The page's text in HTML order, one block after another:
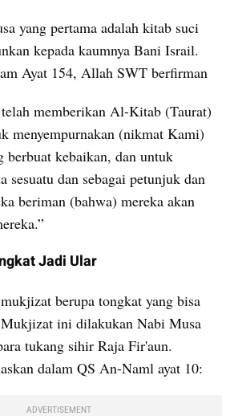
yang pertama adalah kitab suci
kepada kaumnya Bani Israil.
Ayat 154, Allah SWT berfirman
memberikan Al-Kitab (Taurat)
menyempurnakan (nikmat Kami)
berbuat kebaikan, dan untuk
sesuatu dan sebagai petunjuk dan
beriman (bahwa) mereka akan
Jadi Ular
berupa tongkat yang bisa
ini dilakukan Nabi Musa
tukang sihir Raja Fir'aun.
dalam QS An-Naml ayat 10:
ADVERTISEMENT